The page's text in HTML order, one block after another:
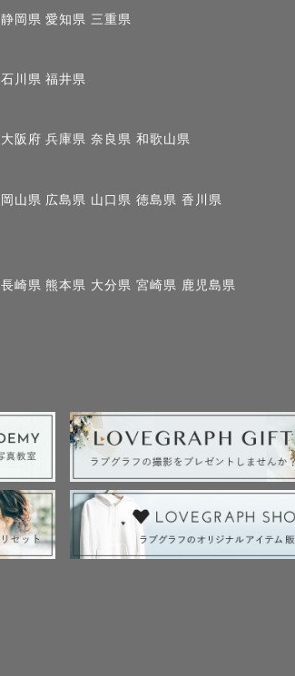
静岡県 愛知県 三重県
石川県 福井県
大阪府 兵庫県 奈良県 和歌山県
岡山県 広島県 山口県 徳島県 香川県
長崎県 熊本県 大分県 宮崎県 鹿児島県